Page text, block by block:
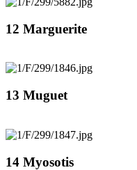
12 Marguerite
13 Muguet
14 Myosotis